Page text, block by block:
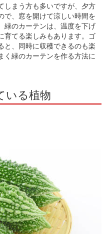
しまう方も多いですが、夕方
で、窓を開けて涼しい時間を
緑のカーテンは、温度を下げ
育てる楽しみもあります。ゴ
と、同時に収穫できるのも楽
く緑のカーテンを作る方法に
いる植物